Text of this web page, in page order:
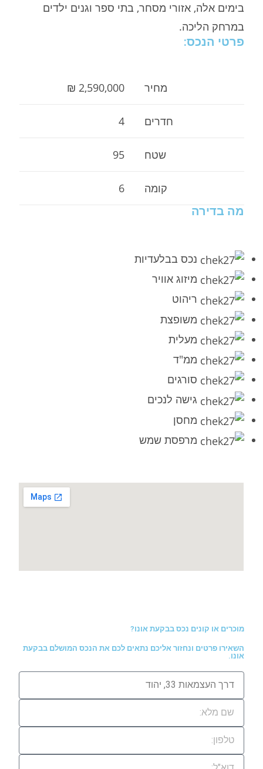
בימים אלה, אזורי מסחר, בתי ספר וגנים ילדים
במרחק הליכה.
פרטי הנכס:
2,590,000 ₪
4
95
6
מה בדירה
נכס בבלעדיות
מיזוג אוויר
ריהוט
משופצת
מעלית
ממ"ד
סורגים
גישה לנכים
מחסן
מרפסת שמש
מוכרים או קונים נכס בבקעת אונו?
השאירו פרטים ונחזור אליכם נתאים לכם את הנכס המושלם בבקעת
אונו.